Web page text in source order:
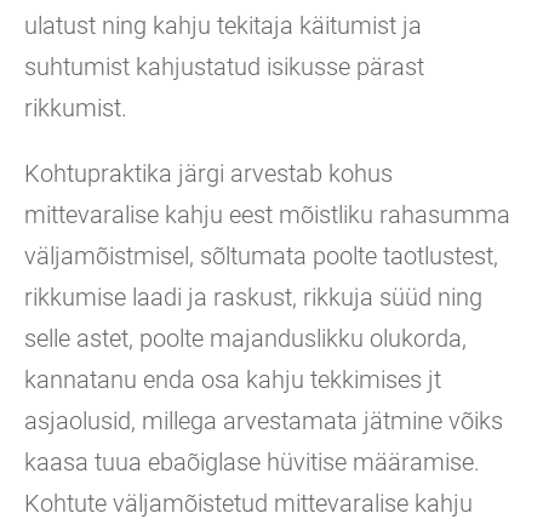
ulatust ning kahju tekitaja käitumist ja
suhtumist kahjustatud isikusse pärast
rikkumist.
Kohtupraktika järgi arvestab kohus
mittevaralise kahju eest mõistliku rahasumma
väljamõistmisel, sõltumata poolte taotlustest,
rikkumise laadi ja raskust, rikkuja süüd ning
selle astet, poolte majanduslikku olukorda,
kannatanu enda osa kahju tekkimises jt
asjaolusid, millega arvestamata jätmine võiks
kaasa tuua ebaõiglase hüvitise määramise.
Kohtute väljamõistetud mittevaralise kahju